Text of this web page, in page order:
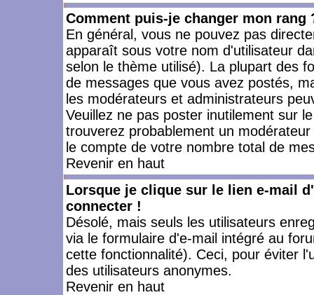
Comment puis-je changer mon rang
En général, vous ne pouvez pas
apparaît sous votre nom d'utilisateur
selon le thème utilisé). La plupart des
de messages que vous avez postés,
les modérateurs et administrateurs
Veuillez ne pas poster inutilement sur
trouverez probablement un
le compte de votre nombre total de
Revenir en haut
Lorsque je clique sur le lien e-mail
connecter !
Désolé, mais seuls les utilisateurs
via le formulaire d'e-mail intégré au
cette fonctionnalité). Ceci, pour éviter
des utilisateurs anonymes.
Revenir en haut